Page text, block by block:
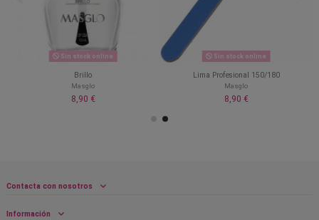
Sin stock online
Brillo
Masglo
8,90 €
Sin stock online
Lima Profesional 150/180
Masglo
8,90 €
Contacta con nosotros
Información